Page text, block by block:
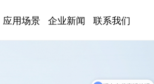
应用场景 企业新闻 联系我们